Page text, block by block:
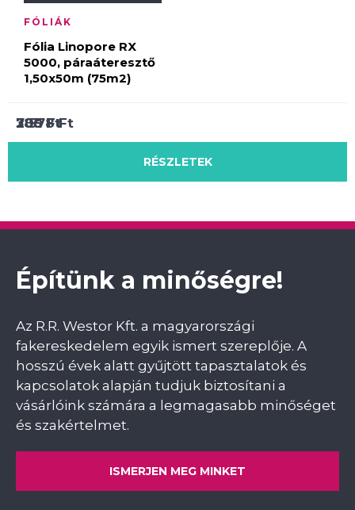
205Ft
RÉSZLETEK
7 578Ft
RÉSZLETEK
FÓLIÁK
Fólia Linopore RX
5000, páraáteresztő
1,50x50m (75m2)
380Ft
RÉSZLETEK
Építünk a minőségre!
Az R.R. Westor Kft. a magyarországi
fakereskedelem egyik ismert szereplője. A
hosszú évek alatt gyűjtött tapasztalatok és
kapcsolatok alapján tudjuk biztosítani a
vásárlóink számára a legmagasabb minőséget
és szakértelmet.
ISMERJEN MEG MINKET